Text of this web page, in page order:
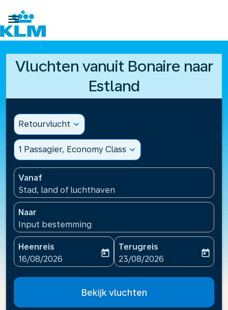

Vluchten vanuit Bonaire naar
Estland
Retourvlucht expand_more
1 Passagier, Economy Class expand_more
Vanaf
Stad, land of luchthaven
Naar
Input bestemming
Heenreis
fc-booking-departure-date-aria-label
16/08/2026
today
Terugreis
fc-booking-return-date-
23/08/2026
today
Bekijk vluchten